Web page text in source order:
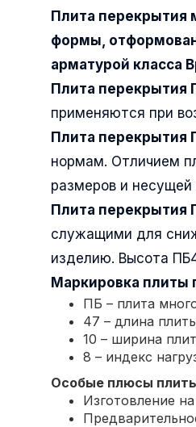
Плита перекрытия
формы,
арматурой класса
Плита перекрытия
применяются при
Плита перекрытия
нормам. Отличием
размеров и несущей
Плита перекрытия
служащими для
изделию. Высота
Маркировка плиты
ПБ – плита
47 – длина
10 – ширина
8 – индекс
Особые плюсы
Изготовление